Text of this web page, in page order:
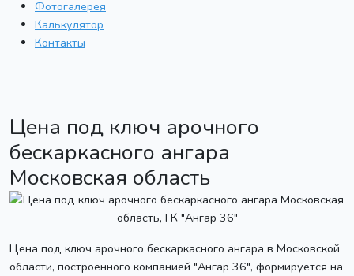
Фотогалерея
Калькулятор
Контакты
Цена под ключ арочного
бескаркасного ангара
Московская область
Цена под ключ арочного бескаркасного ангара в Московской
области, построенного компанией "Ангар 36", формируется на